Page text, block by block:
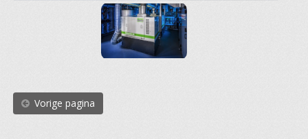
Vorige pagina